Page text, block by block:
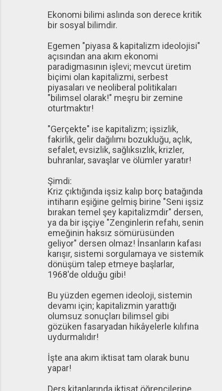
Ekonomi bilimi aslında son derece kritik
bir sosyal bilimdir.
Egemen "piyasa & kapitalizm ideolojisi"
açısından ana akım ekonomi
paradigmasının işlevi; mevcut üretim
biçimi olan kapitalizmi, serbest
piyasaları ve neoliberal politikaları
"bilimsel olarak!" meşru bir zemine
oturtmaktır!
"Gerçekte" ise kapitalizm; işsizlik,
fakirlik, gelir dağılımı bozukluğu, açlık,
sefalet, evsizlik, sağlıksızlık, krizler,
buhranlar, savaşlar ve ölümler yaratır!
Şimdi:
Kriz çıktığında işsiz kalıp borç batağında
intiharın eşiğine gelmiş birine "Seni işsiz
bırakan temel şey kapitalizmdir" dersen,
ya da bir işçiye "Zenginlerin refahı, senin
emeğinin haksız sömürüsünden
geliyor" dersen olmaz! İnsanların kafası
karışır, sistemi sorgulamaya ve sistemik
dönüşüm talep etmeye başlarlar,
1968'de olduğu gibi!
Bu yüzden egemen ideoloji, sistemin
devamı için; kapitalizmin yarattığı
olumsuz sonuçları bilimsel gibi
gözüken fasaryadan hikâyelerle kılıfına
uydurmalıdır!
İşte ana akım iktisat tam olarak bunu
yapar!
Ders kitaplarında iktisat öğrencilerine